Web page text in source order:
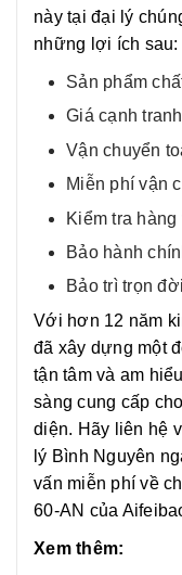
này tại đại lý
những lợi ích sau:
Sản phẩm
Giá cạnh
Vận chuyển
Miễn phí vận
Kiểm tra
Bảo hành
Bảo trì trọn
Với hơn 12 năm
đã xây dựng một
tận tâm và am
sàng cung cấp
diện. Hãy liên hệ
lý Bình Nguyên
vấn miễn phí về
60-AN của
Xem thêm: